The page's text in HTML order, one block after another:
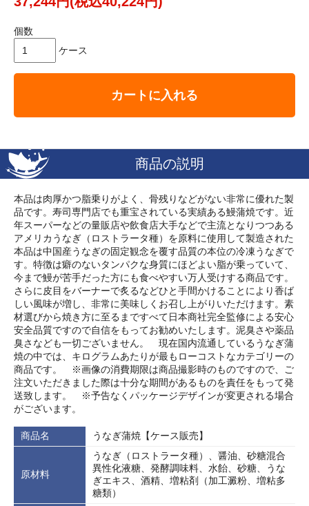
個数
ケース
カートに入れる
商品の説明
本品は肉厚かつ脂乗りがよく、骨残りなどがない非常に優れた製
品です。寿司専門店でも重宝されている実績ある鰻蒲焼です。近
年スーパーなどの量販店や飲食店大手などで主流となりつつある
アメリカうなぎ（ロストラータ種）を原料に使用して製造された
本品は中国産うなぎの固定観念を覆す品質の本位の冷凍うなぎで
す。特徴は癖のないタンパクな身質にほどよい脂が乗っていて、
今まで鰻が苦手だった方にも食べやすい万人受けする商品です。
さらに皮目をバーナーで炙るなどひと手間かけることにより香ば
しい風味が増し、非常に美味しくお召し上がりいただけます。素
材選びから焼き方に至るまですべて日本商社完全監修による安心
安全品質ですので自信をもってお勧めいたします。泥臭さや薬品
臭さなども一切ございません。 現在国内流通しているうなぎ蒲
焼の中では、キログラムあたりが最もローコストなカテゴリーの
商品です。 ※画像の消費期限は商品撮影時のものですので、ご
注文いただきました際は十分な期間があるものを責任をもって発
送致します。 ※予告なくパッケージデザインが変更される場合
がございます。
商品名 うなぎ蒲焼【ケース販売】
原材料
うなぎ（ロストラータ種）、醤油、砂糖混合
異性化液糖、発酵調味料、水飴、砂糖、うな
ぎエキス、酒精、増粘剤（加工澱粉、増粘多
糖類）